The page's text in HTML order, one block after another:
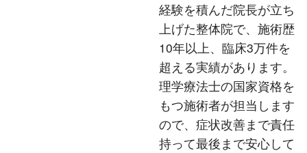
経験を積んだ院長が立ち
上げた整体院で、施術歴
10年以上、臨床3万件を
超える実績があります。
理学療法士の国家資格を
もつ施術者が担当します
ので、症状改善まで責任
持って最後まで安心して